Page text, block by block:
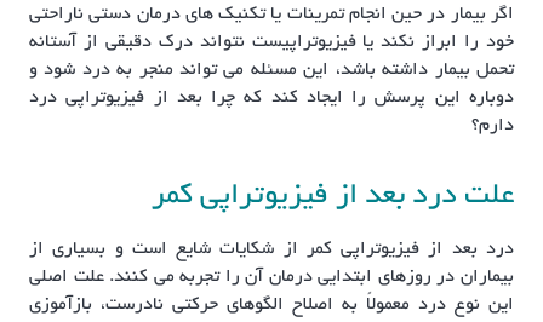
اگر بیمار در حین انجام تمرینات یا تکنیک های درمان دستی ناراحتی
خود را ابراز نکند یا فیزیوتراپیست نتواند درک دقیقی از آستانه
تحمل بیمار داشته باشد، این مسئله می تواند منجر به درد شود و
دوباره این پرسش را ایجاد کند که چرا بعد از فیزیوتراپی درد
دارم؟
علت درد بعد از فیزیوتراپی کمر
درد بعد از فیزیوتراپی کمر از شکایات شایع است و بسیاری از
بیماران در روزهای ابتدایی درمان آن را تجربه می کنند. علت اصلی
این نوع درد معمولاً به اصلاح الگوهای حرکتی نادرست، بازآموزی